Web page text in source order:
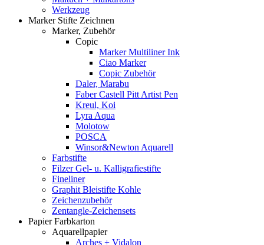
Werkzeug
Marker Stifte Zeichnen
Marker, Zubehör
Copic
Marker Multiliner Ink
Ciao Marker
Copic Zubehör
Daler, Marabu
Faber Castell Pitt Artist Pen
Kreul, Koi
Lyra Aqua
Molotow
POSCA
Winsor&Newton Aquarell
Farbstifte
Filzer Gel- u. Kalligrafiestifte
Fineliner
Graphit Bleistifte Kohle
Zeichenzubehör
Zentangle-Zeichensets
Papier Farbkarton
Aquarellpapier
Arches + Vidalon